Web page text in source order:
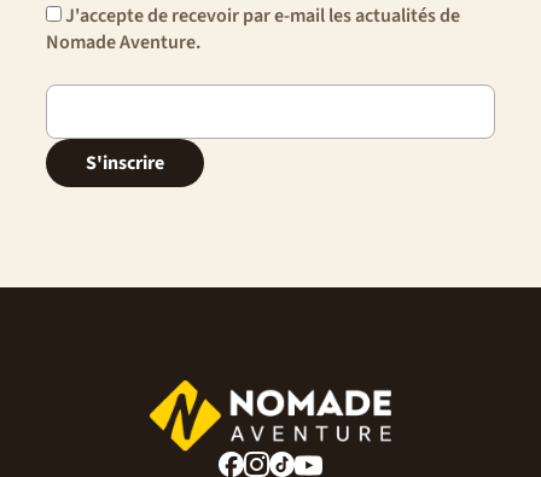
J'accepte de recevoir par e-mail les actualités de
Nomade Aventure.
S'inscrire